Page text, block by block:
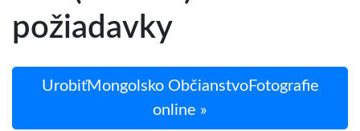
požiadavky
UrobiťMongolsko ObčianstvoFotografie
online »